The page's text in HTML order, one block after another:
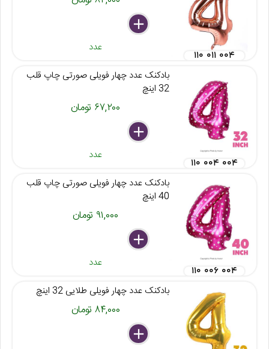
delete
remove
add
عدد
۱۱۰ ۰۱۱ ۰۰۴
بادکنک عدد چهار فویلی صورتی چاپ قلب
32 اینچ
۶۷,۲۰۰ تومان
delete
remove
add
عدد
۱۱۰ ۰۰۴ ۰۰۴
بادکنک عدد چهار فویلی صورتی چاپ قلب
40 اینچ
۹۱,۰۰۰ تومان
delete
remove
add
عدد
۱۱۰ ۰۰۶ ۰۰۴
بادکنک عدد چهار فویلی طلایی 32 اینچ
۸۴,۰۰۰ تومان
delete
remove
add